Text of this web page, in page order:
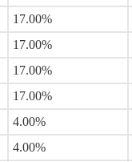
17.00%
17.00%
17.00%
17.00%
4.00%
4.00%